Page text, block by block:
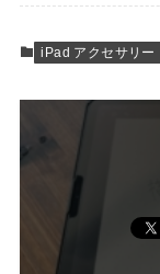
iPad アクセサリー